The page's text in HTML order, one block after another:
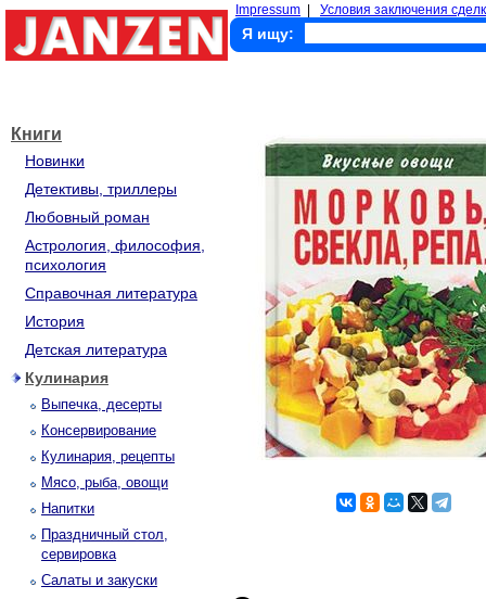
Impressum Условия заключения
Я ищу:
Книги
Новинки
Детективы, триллеры
Любовный роман
Астрология, философия,
психология
Справочная литература
История
Детская литература
Кулинария
Выпечка, десерты
Консервирование
Кулинария, рецепты
Мясо, рыба, овощи
Напитки
Праздничный стол,
сервировка
Салаты и закуски